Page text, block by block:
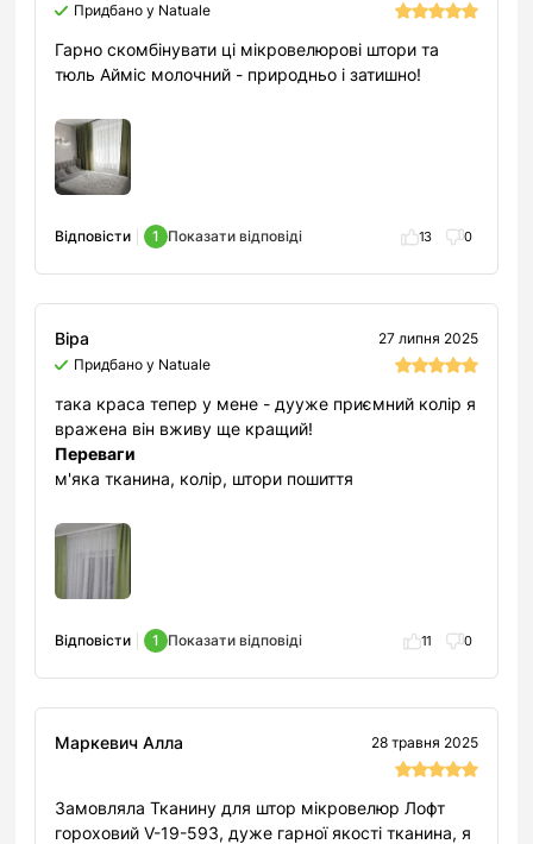
Придбано у Natuale
Гарно скомбінувати ці мікровелюрові штори та
тюль Айміс молочний - природньо і затишно!
Відповісти 1 Показати відповіді 13 0
Віра
27 липня 2025
Придбано у Natuale
така краса тепер у мене - дууже приємний колір я
вражена він вживу ще кращий!
Переваги
м'яка тканина, колір, штори пошиття
Відповісти 1 Показати відповіді 11 0
Маркевич Алла 28 травня 2025
Замовляла Тканину для штор мікровелюр Лофт
гороховий V-19-593, дуже гарної якості тканина, я